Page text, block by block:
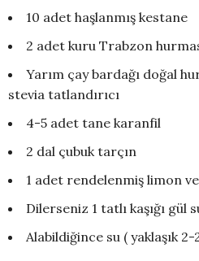
10 adet haşlanmış kestane
2 adet kuru Trabzon
Yarım çay bardağı doğal
stevia tatlandırıcı
4-5 adet tane karanfil
2 dal çubuk tarçın
1 adet rendelenmiş limon
Dilerseniz 1 tatlı kaşığı gül
Alabildiğince su ( yaklaşık